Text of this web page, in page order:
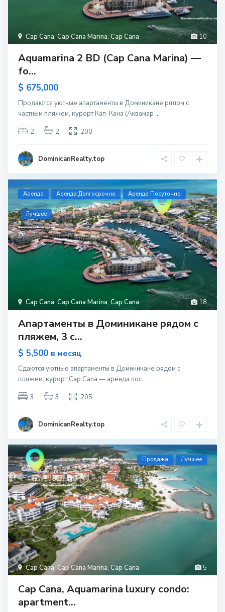
10
Cap Cana, Cap Cana Marina, Cap Cana
Aquamarina 2 BD (Cap Cana Marina) —
fo...
$ 675,000
Продаются уютные апартаменты в Доминикане рядом с
частным пляжем, курорт Кап-Кана (Аквамар ...
2
2 200
DominicanRealty.top
18
Cap Cana, Cap Cana Marina, Cap Cana
Aренда Аренда Долгосрочно Аренда Посуточно
Лучшее
Апартаменты в Доминикане рядом с
пляжем, 3 с...
$ 5,500 в месяц
Сдаются уютные апартаменты в Доминикане рядом с
пляжем, курорт Cap Cana — аренда пос...
3
3 205
DominicanRealty.top
5
Cap Cana,Cap Cana Marina, Cap Cana
Продажа Лучшее
Cap Cana, Aquamarina luxury condo:
apartment...